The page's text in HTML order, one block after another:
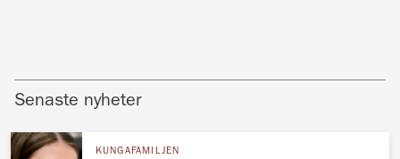
Senaste nyheter
KUNGAFAMILJEN